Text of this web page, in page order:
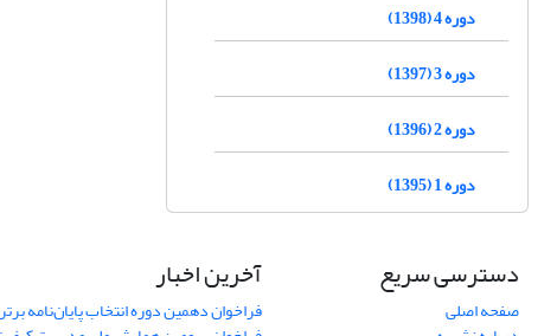
دوره 4 (1398)
دوره 3 (1397)
دوره 2 (1396)
دوره 1 (1395)
دسترسی سریع
صفحه اصلی
آخرین اخبار
فراخوان دهمین دوره انتخاب پایان‌نامه برتر